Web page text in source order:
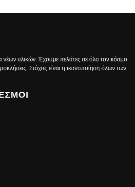
νέων υλικών. Έχουμε πελάτες σε όλο τον κόσμο.
Στόχος είναι η ικανοποίηση όλων των